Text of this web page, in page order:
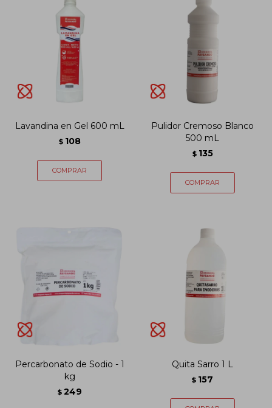
Lavandina en Gel 600 mL
$ 108
Pulidor Cremoso Blanco
500 mL
$ 135
Percarbonato de Sodio - 1
kg
$ 249
Quita Sarro 1 L
$ 157